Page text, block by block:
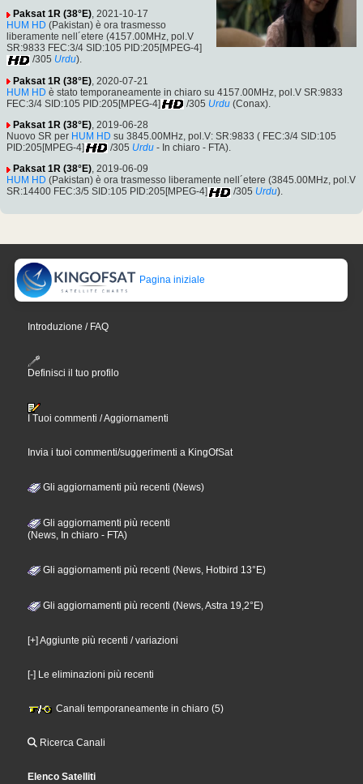
Paksat 1R (38°E), 2021-10-17
HUM HD (Pakistan) è ora trasmesso
liberamente nell´etere (4157.00MHz, pol.V
SR:9833 FEC:3/4 SID:105 PID:205[MPEG-4]
/305 Urdu).
Paksat 1R (38°E) , 2020-07-21
HUM HD è stato temporaneamente in chiaro su 4157.00MHz, pol.V SR:9833
FEC:3/4 SID:105 PID:205[MPEG-4]
/305 Urdu (Conax).
Paksat 1R (38°E), 2019-06-28
Nuovo SR per HUM HD su 3845.00MHz, pol.V: SR:9833 ( FEC:3/4 SID:105
PID:205[MPEG-4]
/305 Urdu - In chiaro - FTA).
Paksat 1R (38°E), 2019-06-09
HUM HD (Pakistan) è ora trasmesso liberamente nell´etere (3845.00MHz, pol.V
SR:14400 FEC:3/5 SID:105 PID:205[MPEG-4]
/305 Urdu).
Pagina iniziale
Introduzione / FAQ
Definisci il tuo profilo
I Tuoi commenti / Aggiornamenti
Invia i tuoi commenti/suggerimenti a KingOfSat
Gli aggiornamenti più recenti (News)
Gli aggiornamenti più recenti
(News, In chiaro - FTA)
Gli aggiornamenti più recenti (News, Hotbird 13°E)
Gli aggiornamenti più recenti (News, Astra 19,2°E)
[+] Aggiunte più recenti / variazioni
[-] Le eliminazioni più recenti
Canali temporaneamente in chiaro (5)
Ricerca Canali
Elenco Satelliti